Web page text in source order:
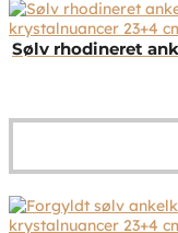
Sølv rhodineret